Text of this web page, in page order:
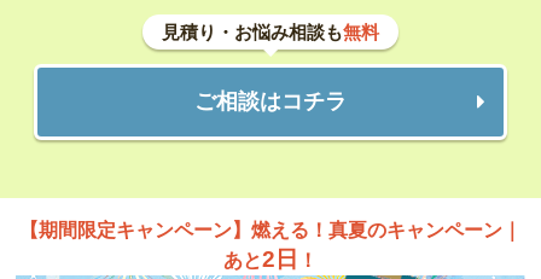
見積り・お悩み相談も無料
ご相談はコチラ
【期間限定キャンペーン】燃える！真夏のキャンペーン｜
あと2日 ！